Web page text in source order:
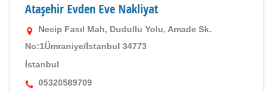
Ataşehir Evden Eve Nakliyat
Necip Fasıl Mah, Dudullu Yolu, Amade Sk.
No:1Ümraniye/İstanbul 34773
İstanbul
05320589709